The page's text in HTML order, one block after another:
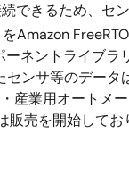
できるため、セ
Amazon
ネントライブラ
ンサ等のデータ
業用オートメー
売を開始して